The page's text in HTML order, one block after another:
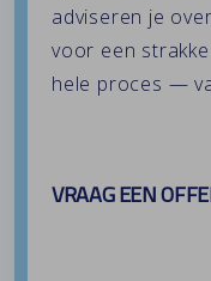
adviseren je
voor een
hele proces —
VRAAG EEN